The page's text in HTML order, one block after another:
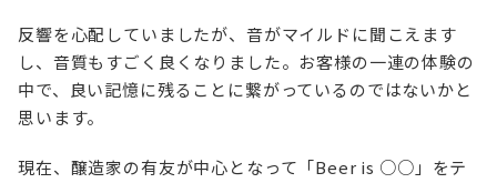
反響を心配していましたが、音がマイルドに聞こえます
し、音質もすごく良くなりました。お客様の一連の体験の
中で、良い記憶に残ることに繋がっているのではないかと
思います。
現在、醸造家の有友が中心となって「Beer is ○○」をテ